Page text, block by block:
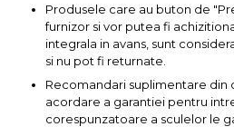
Produsele care au buton de
furnizor si vor putea fi
integrala in avans, sunt
si nu pot fi returnate.
Recomandari suplimentare din
acordare a garantiei pentru
corespunzatoare a sculelor le